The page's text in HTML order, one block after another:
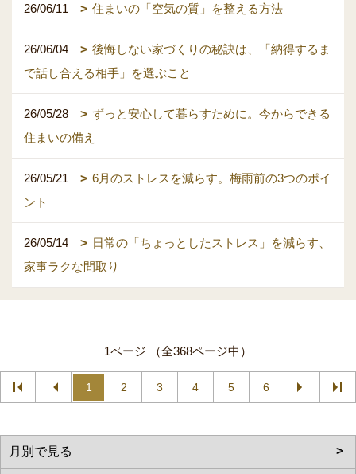
26/06/11 住まいの「空気の質」を整える方法
26/06/04
後悔しない家づくりの秘訣は、「納得するま
で話し合える相手」を選ぶこと
26/05/28
ずっと安心して暮らすために。今からできる
住まいの備え
26/05/21
6月のストレスを減らす。梅雨前の3つのポイ
ント
26/05/14
日常の「ちょっとしたストレス」を減らす、
家事ラクな間取り
1ページ （全368ページ中）
1 2 3 4 5 6